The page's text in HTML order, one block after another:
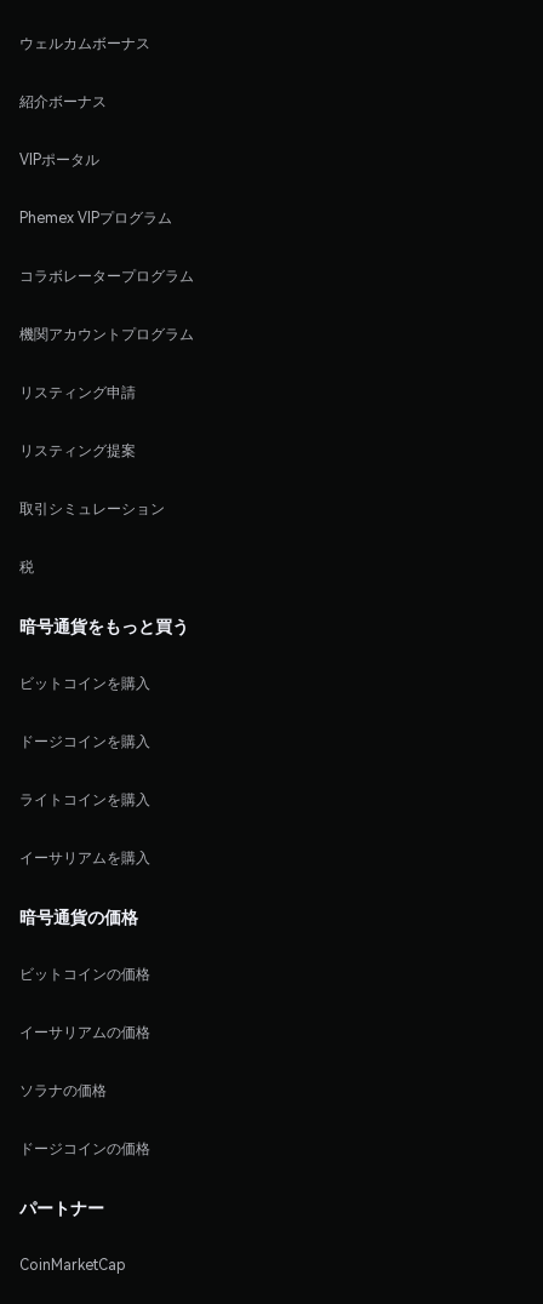
ウェルカムボーナス
紹介ボーナス
VIPポータル
Phemex VIPプログラム
コラボレータープログラム
機関アカウントプログラム
リスティング申請
リスティング提案
取引シミュレーション
税
暗号通貨をもっと買う
ビットコインを購入
ドージコインを購入
ライトコインを購入
イーサリアムを購入
暗号通貨の価格
ビットコインの価格
イーサリアムの価格
ソラナの価格
ドージコインの価格
パートナー
CoinMarketCap